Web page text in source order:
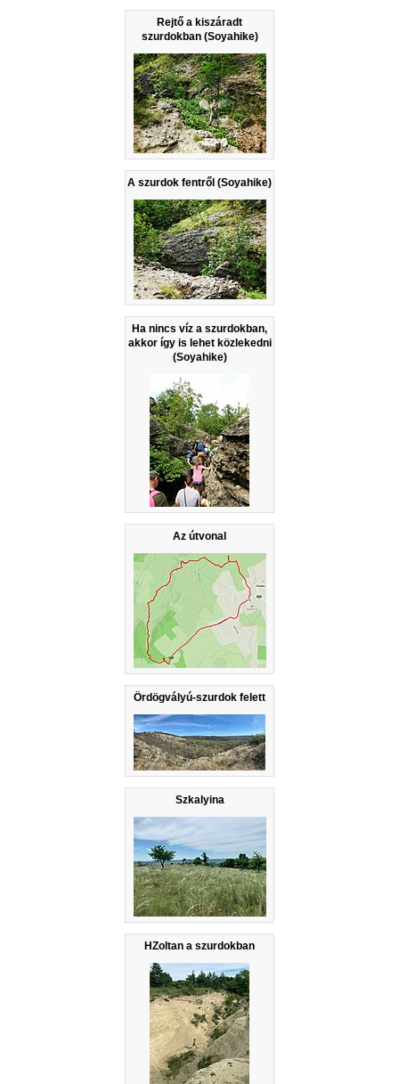
Rejtő a kiszáradt
szurdokban (Soyahike)
A szurdok fentről (Soyahike)
Ha nincs víz a szurdokban,
akkor így is lehet közlekedni
(Soyahike)
Az útvonal
Ördögvályú-szurdok felett
Szkalyina
HZoltan a szurdokban